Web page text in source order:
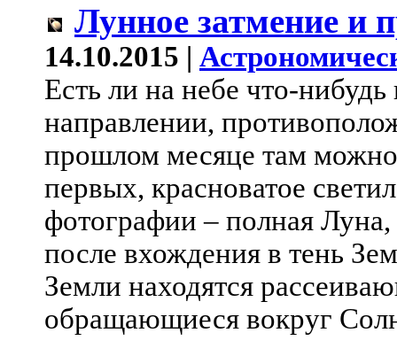
Лунное затмение и
14.10.2015 |
Есть ли на небе что-нибудь
направлении,
прошлом месяце там
первых, красноватое
фотографии – полная
после вхождения в тень
Земли находятся
обращающиеся вокруг